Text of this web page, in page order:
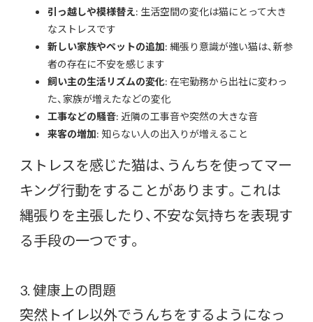
引っ越しや模様替え: 生活空間の変化は猫にとって大き
なストレスです
新しい家族やペットの追加: 縄張り意識が強い猫は、新参
者の存在に不安を感じます
飼い主の生活リズムの変化: 在宅勤務から出社に変わっ
た、家族が増えたなどの変化
工事などの騒音: 近隣の工事音や突然の大きな音
来客の増加: 知らない人の出入りが増えること
ストレスを感じた猫は、うんちを使ってマー
キング行動をすることがあります。これは
縄張りを主張したり、不安な気持ちを表現す
る手段の一つです。
3. 健康上の問題
突然トイレ以外でうんちをするようになっ